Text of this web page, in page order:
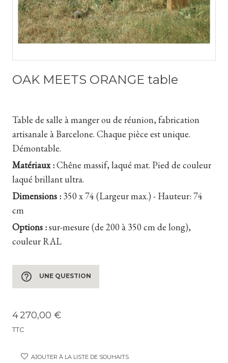
OAK MEETS ORANGE table
Table de salle à manger ou de réunion, fabrication
artisanale à Barcelone. Chaque pièce est unique.
Démontable.
Matériaux :Chêne massif, laqué mat. Pied de couleur
laqué brillant ultra.
Dimensions :350 x 74 (Largeur max.) - Hauteur: 74
cm
Options :sur-mesure (de 200 à 350 cm de long),
couleur RAL
help_outline UNE QUESTION
4 270,00 €
TTC
AJOUTER À LA LISTE DE SOUHAITS